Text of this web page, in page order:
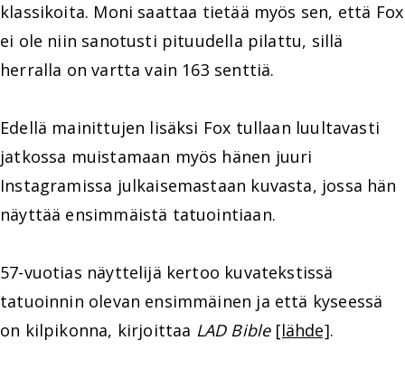
klassikoita. Moni saattaa tietää myös sen, että Fox
ei ole niin sanotusti pituudella pilattu, sillä
herralla on vartta vain 163 senttiä.
Edellä mainittujen lisäksi Fox tullaan luultavasti
jatkossa muistamaan myös hänen juuri
Instagramissa julkaisemastaan kuvasta, jossa hän
näyttää ensimmäistä tatuointiaan.
57-vuotias näyttelijä kertoo kuvatekstissä
tatuoinnin olevan ensimmäinen ja että kyseessä
on kilpikonna, kirjoittaa LAD Bible [lähde].